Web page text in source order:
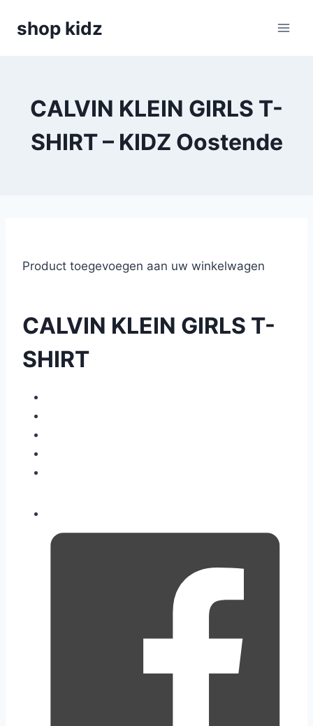
shop kidz
CALVIN KLEIN GIRLS T-
SHIRT – KIDZ Oostende
Product toegevoegen aan uw winkelwagen
CALVIN KLEIN GIRLS T-
SHIRT